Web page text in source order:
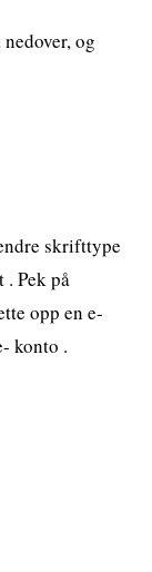
og
skrifttype
Pek på
opp en e-
konto .